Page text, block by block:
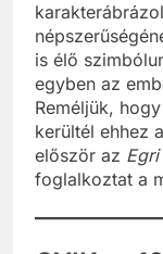
is élő
egyben az
Reméljük,
kerültél ehhez
először az
foglalkoztat a